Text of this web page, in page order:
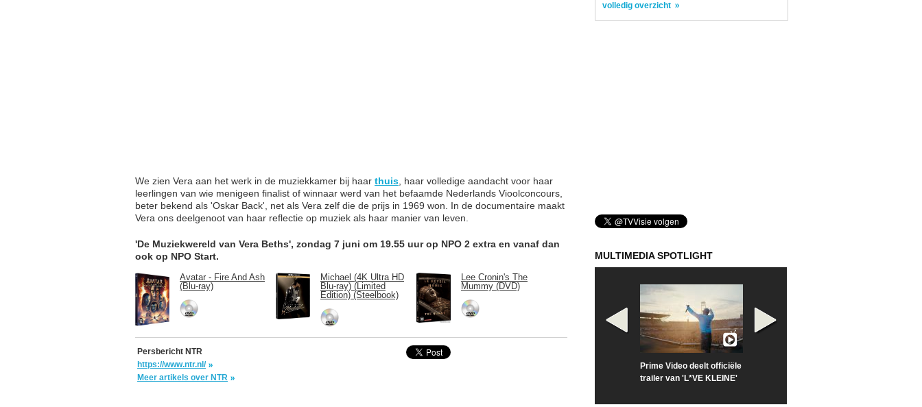
We zien Vera aan het werk in de muziekkamer bij haar thuis , haar volledige aandacht voor haar
leerlingen van wie menigeen finalist of winnaar werd van het befaamde Nederlands Vioolconcours,
beter bekend als 'Oskar Back', net als Vera zelf die de prijs in 1969 won. In de documentaire maakt
Vera ons deelgenoot van haar reflectie op muziek als haar manier van leven.
'De Muziekwereld van Vera Beths', zondag 7 juni om 19.55 uur op NPO 2 extra en vanaf dan
ook op NPO Start.
Avatar - Fire And Ash
(Blu-ray)
Michael (4K Ultra HD
Blu-ray) (Limited
Edition) (Steelbook)
Lee Cronin's The
Mummy (DVD)
Persbericht NTR
https://www.ntr.nl/
Meer artikels over NTR
volledig overzicht
MULTIMEDIA SPOTLIGHT
Prime Video deelt officiële
trailer van 'L*VE KLEINE'